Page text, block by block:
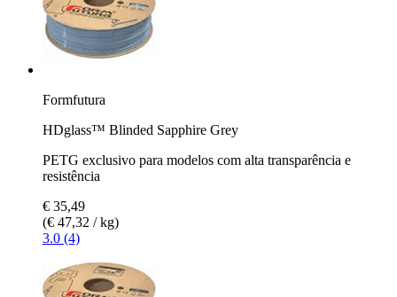
Formfutura
HDglass™ Blinded Sapphire Grey
PETG exclusivo para modelos com alta transparência e
resistência
€ 35,49
(€ 47,32 / kg)
3.0 (4)